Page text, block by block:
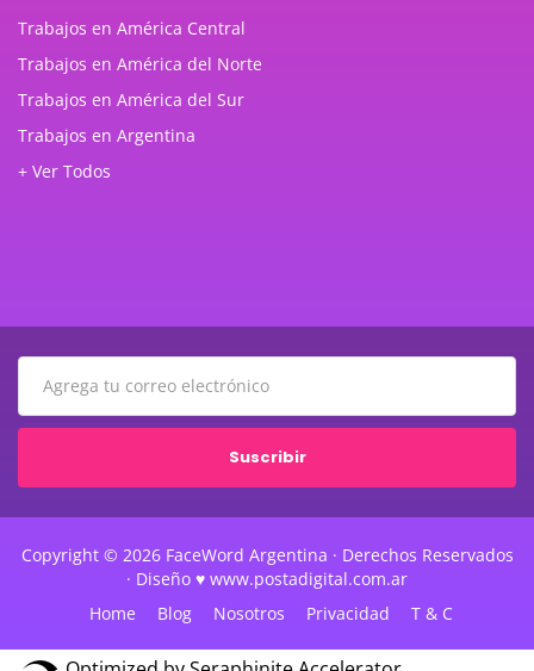
Trabajos en América Central
Trabajos en América del Norte
Trabajos en América del Sur
Trabajos en Argentina
+ Ver Todos
Suscribir
Copyright © 2026 FaceWord Argentina · Derechos Reservados
· Diseño ♥ www.postadigital.com.ar
Home
Blog Nosotros Privacidad T & C